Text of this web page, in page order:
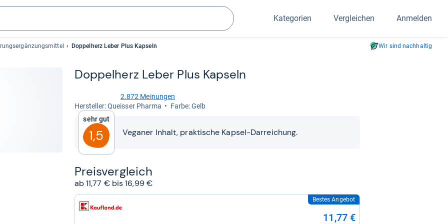
Suchen
Kategorien Vergleichen Anmelden
Doppelherz Leber Plus Kapseln Wir sind nachhaltig
Dop­pel­herz Leber Plus Kap­seln
von
Sternen
2.872 Meinungen
Her­stel­ler: Queisser Pharma
Farbe: Gelb
Sehr gut
1,5 Veganer Inhalt, praktische Kapsel-Darreichung.
Preis­ver­gleich
ab 11,77 € bis 16,99 €
zum
Shop:
Bestes Angebot
11,77 €